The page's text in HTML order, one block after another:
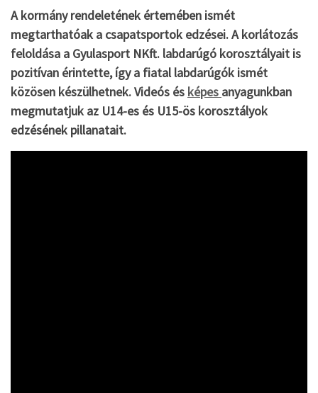
A kormány rendeletének értemében ismét
megtarthatóak a csapatsportok edzései. A korlátozás
feloldása a Gyulasport NKft. labdarúgó korosztályait is
pozitívan érintette, így a fiatal labdarúgók ismét
közösen készülhetnek. Videós és képes anyagunkban
megmutatjuk az U14-es és U15-ös korosztályok
edzésének pillanatait.